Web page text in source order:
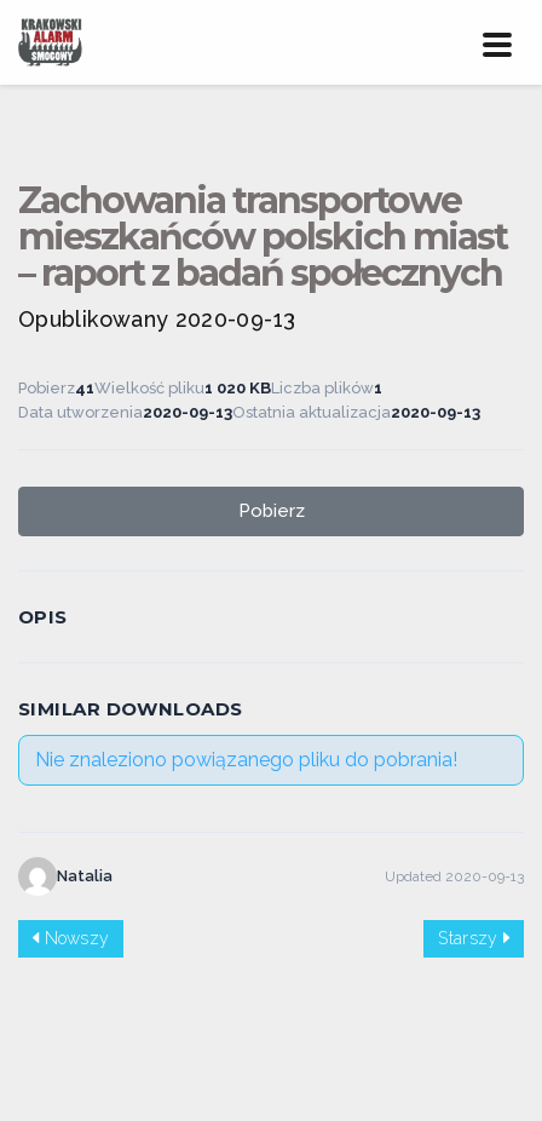
Zachowania transportowe
mieszkańców polskich miast
– raport z badań społecznych
Opublikowany 2020-09-13
Pobierz41Wielkość pliku1 020 KBLiczba plików1
Data utworzenia2020-09-13Ostatnia aktualizacja2020-09-13
Pobierz
OPIS
SIMILAR DOWNLOADS
Nie znaleziono powiązanego pliku do pobrania!
Natalia Updated 2020-09-13
Nowszy Starszy